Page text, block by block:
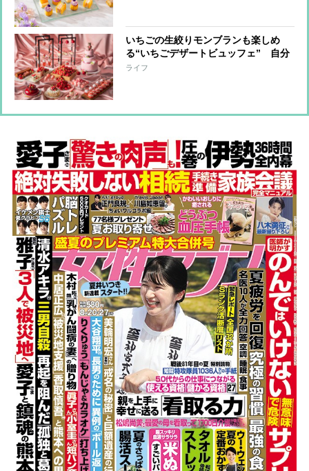
いちごの生絞りモンブランも楽しめ
る“いちごデザートビュッフェ” 自分
だけのアフタヌーンティーも作れる！
ライフ